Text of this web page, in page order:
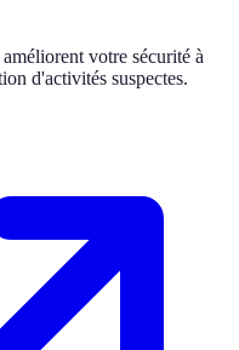
votre sécurité à
d'activités suspectes.